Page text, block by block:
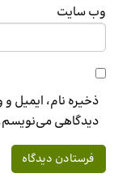
وب‌ سایت
ذخیره نام، ایمیل
دیدگاهی